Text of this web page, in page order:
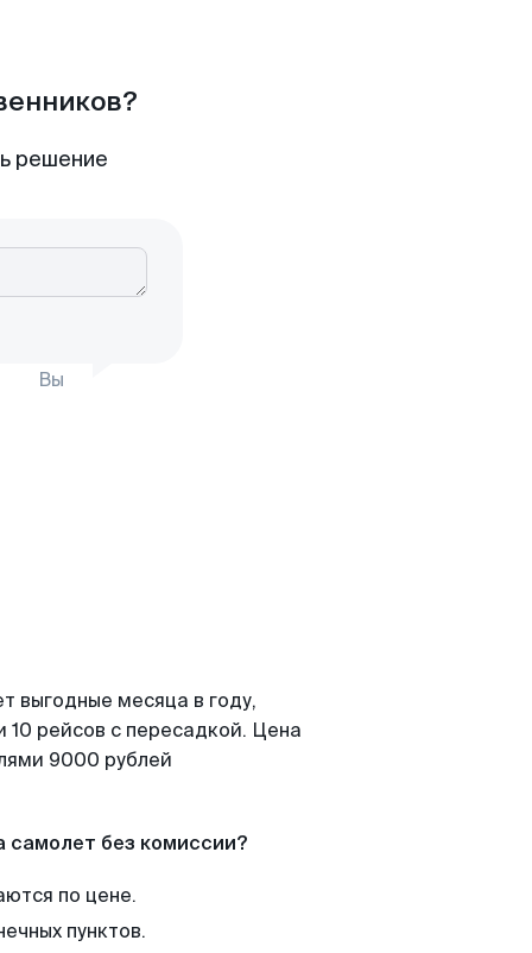
решение
Вы
выгодные месяца в году,
рейсов с пересадкой. Цена
9000 рублей
самолет без комиссии?
по цене.
пунктов.